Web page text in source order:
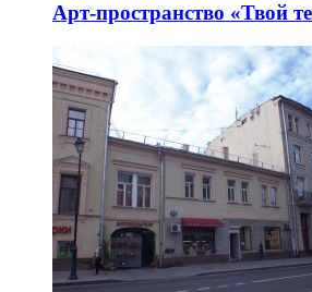
Арт-пространство «Твой